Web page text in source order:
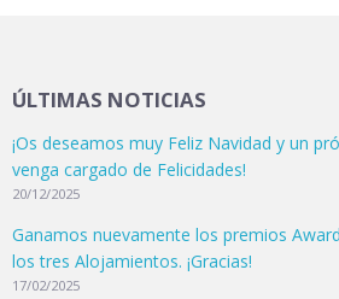
ÚLTIMAS NOTICIAS
¡Os deseamos muy Feliz Navidad y un
venga cargado de Felicidades!
20/12/2025
Ganamos nuevamente los premios
los tres Alojamientos. ¡Gracias!
17/02/2025